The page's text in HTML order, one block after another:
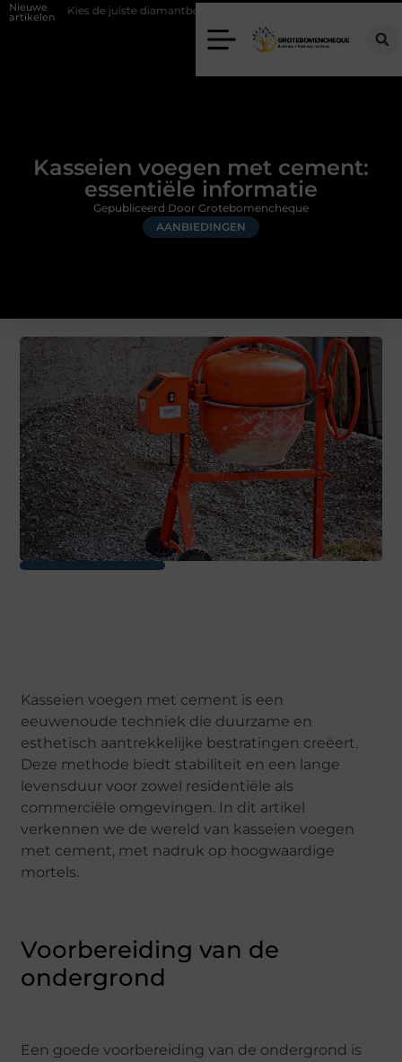
Nieuwe
artikelendiamantboor voor uw project
Kasseien voegen met cement:
essentiële informatie
AANBIEDINGEN
Gepubliceerd Door Grotebomencheque
Kasseien voegen met cement is een
eeuwenoude techniek die duurzame en
esthetisch aantrekkelijke bestratingen creëert.
Deze methode biedt stabiliteit en een lange
levensduur voor zowel residentiële als
commerciële omgevingen. In dit artikel
verkennen we de wereld van kasseien voegen
met cement, met nadruk op hoogwaardige
mortels.
Voorbereiding van de
ondergrond
Een goede voorbereiding van de ondergrond is